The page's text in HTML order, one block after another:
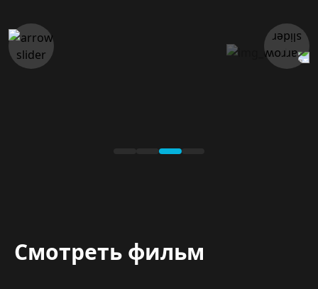
Смотреть фильм